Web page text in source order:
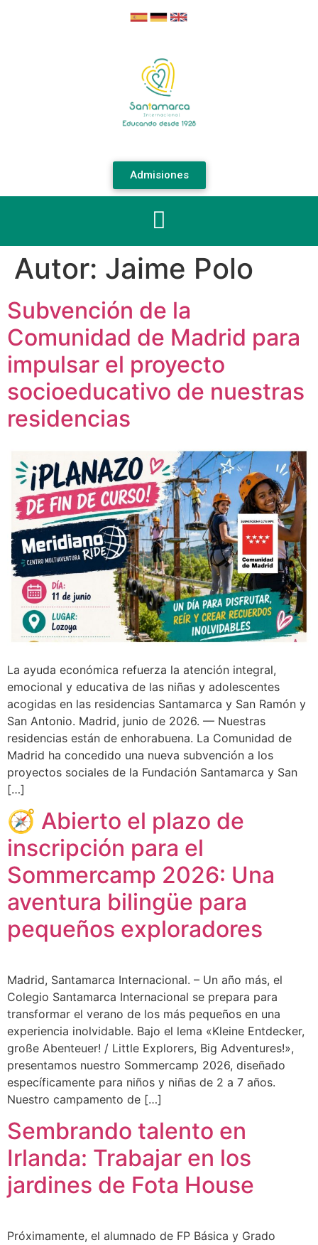
Admisiones
Autor: Jaime Polo
Subvención de la
Comunidad de Madrid para
impulsar el proyecto
socioeducativo de nuestras
residencias
La ayuda económica refuerza la atención integral,
emocional y educativa de las niñas y adolescentes
acogidas en las residencias Santamarca y San Ramón y
San Antonio. Madrid, junio de 2026. — Nuestras
residencias están de enhorabuena. La Comunidad de
Madrid ha concedido una nueva subvención a los
proyectos sociales de la Fundación Santamarca y San
[…]
🧭 Abierto el plazo de
inscripción para el
Sommercamp 2026: Una
aventura bilingüe para
pequeños exploradores
Madrid, Santamarca Internacional. – Un año más, el
Colegio Santamarca Internacional se prepara para
transformar el verano de los más pequeños en una
experiencia inolvidable. Bajo el lema «Kleine Entdecker,
große Abenteuer! / Little Explorers, Big Adventures!»,
presentamos nuestro Sommercamp 2026, diseñado
específicamente para niños y niñas de 2 a 7 años.
Nuestro campamento de […]
Sembrando talento en
Irlanda: Trabajar en los
jardines de Fota House
Próximamente, el alumnado de FP Básica y Grado